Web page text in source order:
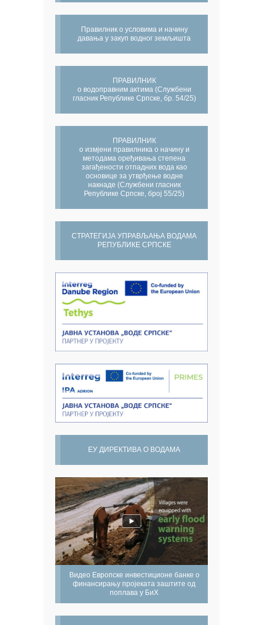
Правилник о условима и начину
давања у закуп водног земљишта
ПРАВИЛНИК
о водоправним актима (Службени
гласник Републике Српске, бр. 54/25)
ПРАВИЛНИК
о измјени правилника о начину и
методама оређивања степена
загађености отпадних вода као
основице за утврђење водне
накнаде (Службени гласник
Републике Српске, број 55/25)
СТРАТЕГИЈА УПРАВЉАЊА ВОДАМА
РЕПУБЛИКЕ СРПСКЕ
ЕУ ДИРЕКТИВА О ВОДАМА
Видео Европске инвестиционе банке о
финансирању пројеката заштите од
поплава у БиХ